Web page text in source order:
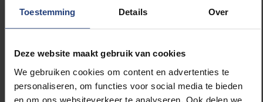
Toestemming Details Over
Deze website maakt gebruik van cookies
We gebruiken cookies om content en advertenties te
personaliseren, om functies voor social media te bieden
en om ons websiteverkeer te analyseren. Ook delen we
betrouwbare bronnen te identificeren om ze te
de Maele, CEO bij Collibra. “Collibra biedt een
Data Officers en elke kenniswerker de
gegevens die zij verwerken volledig kunnen